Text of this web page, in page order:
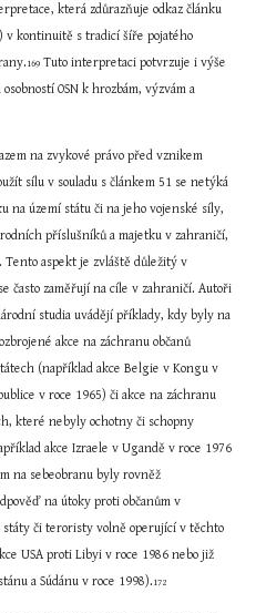
která zdůrazňuje odkaz článku
) v kontinuitě s tradicí šíře pojatého
169 Tuto interpretaci potvrzuje i výše
OSN k hrozbám, výzvám a
na zvykové právo před vznikem
sílu v souladu s článkem 51 se netýká
na území státu či na jeho vojenské síly,
příslušníků a majetku v zahraničí,
aspekt je zvláště důležitý v
často zaměřují na cíle v zahraničí. Autoři
studia uvádějí příklady, kdy byly na
akce na záchranu občanů
(například akce Belgie v Kongu v
v roce 1965) či akce na záchranu
které nebyly ochotny či schopny
akce Izraele v Ugandě v roce 1976
na sebeobranu byly rovněž
na útoky proti občanům v
či teroristy volně operující v těchto
USA proti Libyi v roce 1986 nebo již
a Súdánu v roce 1998).172